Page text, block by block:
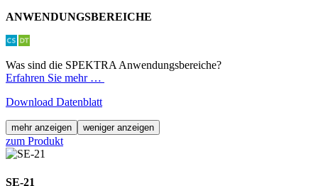
ANWENDUNGSBEREICHE
Was sind die SPEKTRA Anwendungsbereiche?
Erfahren Sie mehr …
Download Datenblatt
mehr anzeigen weniger anzeigen
zum Produkt
SE-21